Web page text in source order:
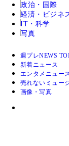
政治・国際
経済・ビジネ
IT・科学
写真
週プレNEWS
新着ニュース
エンタメニュース
売れないミュー
画像・写真